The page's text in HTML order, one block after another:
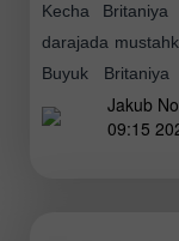
Kecha
darajada
Buyuk
minimal ishJakub
09:15